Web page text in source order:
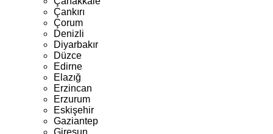
Çankırı
Çorum
Denizli
Diyarbakır
Düzce
Edirne
Elazığ
Erzincan
Erzurum
Eskişehir
Gaziantep
Giresun